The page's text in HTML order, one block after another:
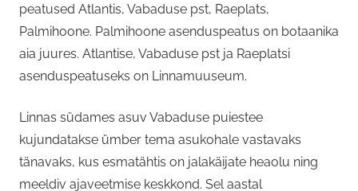
peatused Atlantis, Vabaduse pst, Raeplats,
Palmihoone. Palmihoone asenduspeatus on botaanika
aia juures. Atlantise, Vabaduse pst ja Raeplatsi
asenduspeatuseks on Linnamuuseum.
Linnas südames asuv Vabaduse puiestee
kujundatakse ümber tema asukohale vastavaks
tänavaks, kus esmatähtis on jalakäijate heaolu ning
meeldiv ajaveetmise keskkond. Sel aastal